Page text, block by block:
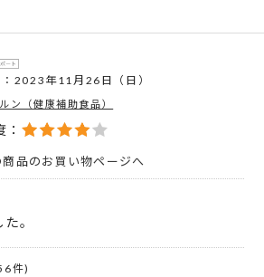
2023年11月26日（日）
ン（健康補助食品）
商品のお買い物ページへ
。
件)